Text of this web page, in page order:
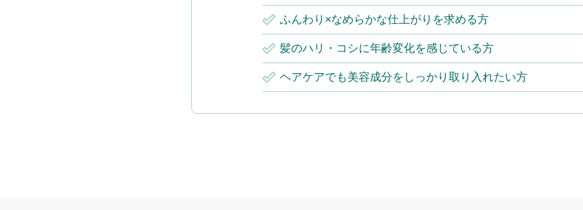
ふんわり×なめらかな仕上がりを求める方
髪のハリ・コシに年齢変化を感じている方
ヘアケアでも美容成分をしっかり取り入れたい方